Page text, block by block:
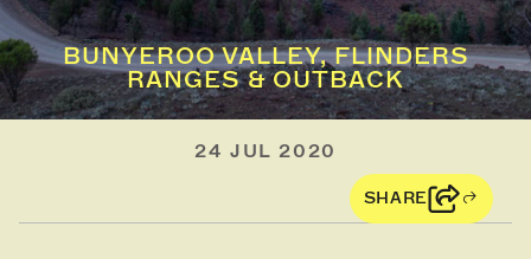
BUNYEROO VALLEY, FLINDERS
RANGES & OUTBACK
24 JUL 2020
SHARE